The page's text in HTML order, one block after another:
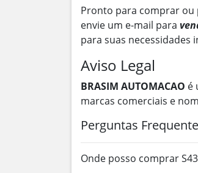
Pronto para comprar ou
envie um e-mail para
para suas necessidades
Aviso Legal
BRASIM AUTOMACAO é
marcas comerciais e
Perguntas
Onde posso comprar